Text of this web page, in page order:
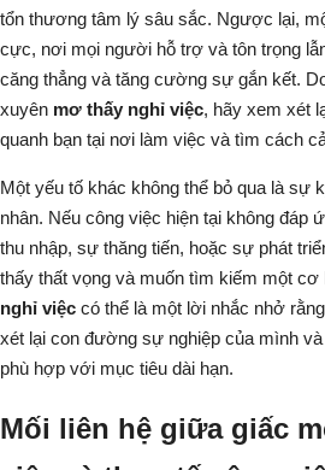
tổn thương tâm lý sâu sắc. Ngược lại,
cực, nơi mọi người hỗ trợ và tôn trọng
căng thẳng và tăng cường sự gắn kết.
xuyên mơ thấy nghỉ việc, hãy xem xét
quanh bạn tại nơi làm việc và tìm cách
Một yếu tố khác không thể bỏ qua là sự
nhân. Nếu công việc hiện tại không đáp
thu nhập, sự thăng tiến, hoặc sự phát
thấy thất vọng và muốn tìm kiếm một cơ
nghỉ việc có thể là một lời nhắc nhở
xét lại con đường sự nghiệp của mình
phù hợp với mục tiêu dài hạn.
Mối liên hệ giữa giấc